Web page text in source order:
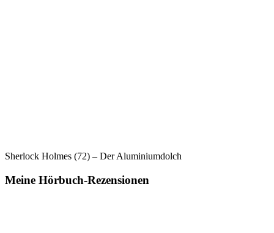
Sherlock Holmes (72) – Der Aluminiumdolch
Meine Hörbuch-Rezensionen